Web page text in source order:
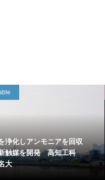
浄化しアンモニアを回収
触媒を開発 高知工科
大